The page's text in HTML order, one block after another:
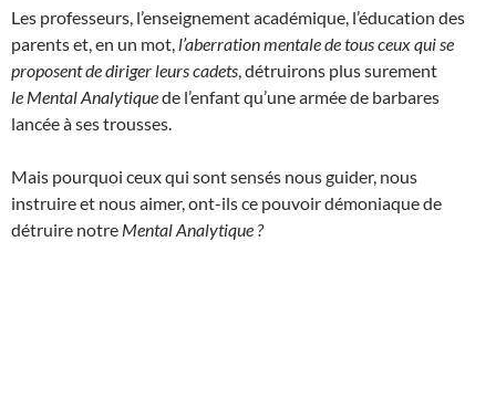
Les professeurs, l’enseignement académique, l’éducation des
parents et, en un mot, l’aberration mentale de tous ceux qui se
proposent de diriger leurs cadets , détruirons plus surement
le Mental Analytiquede l’enfant qu’une armée de barbares
lancée à ses trousses.
Mais pourquoi ceux qui sont sensés nous guider, nous
instruire et nous aimer, ont-ils ce pouvoir démoniaque de
détruire notre Mental Analytique ?